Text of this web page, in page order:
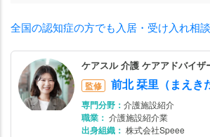
全国の認知症の方でも入居・受け入れ相
ケアスル 介護 ケアアドバイザ
監修 前北 栞里（まえき
専門分野： 介護施設紹介
職業： 介護施設紹介業
出身組織： 株式会社Speee
住
へ
の
入
居